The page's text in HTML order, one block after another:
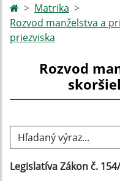
Matrika
Rozvod manželstva a
priezviska
Rozvod
Hľadaný výraz...
Legislatíva Zákon č.